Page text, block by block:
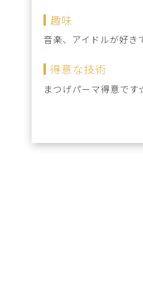
趣味
音楽、アイドルが好
得意な技術
まつげパーマ得意で